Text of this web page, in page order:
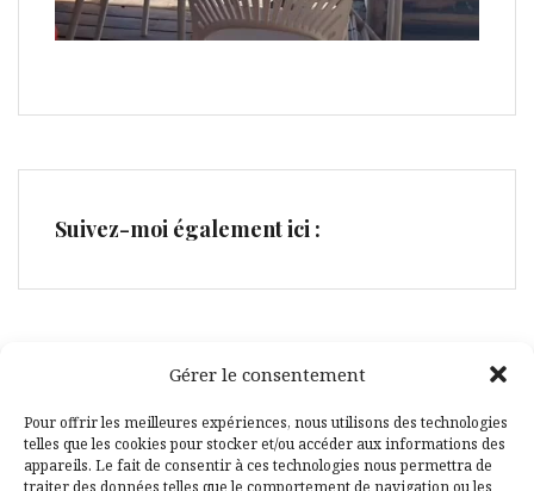
Gérer le consentement
Pour offrir les meilleures expériences, nous utilisons des technologies
telles que les cookies pour stocker et/ou accéder aux informations des
appareils. Le fait de consentir à ces technologies nous permettra de
traiter des données telles que le comportement de navigation ou les
Suivez-moi également ici :
Facebook
Pinterest